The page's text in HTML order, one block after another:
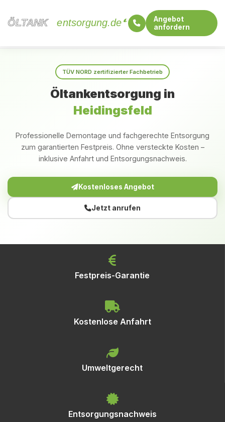
ÖLTANK
ÖLTANK entsorgung.de
Angebot
anfordern
TÜV NORD zertifizierter Fachbetrieb
Öltankentsorgung in
Heidingsfeld
Professionelle Demontage und fachgerechte Entsorgung
zum garantierten Festpreis. Ohne versteckte Kosten –
inklusive Anfahrt und Entsorgungsnachweis.
Kostenloses Angebot
Jetzt anrufen
Festpreis-Garantie
Kostenlose Anfahrt
Umweltgerecht
Entsorgungsnachweis